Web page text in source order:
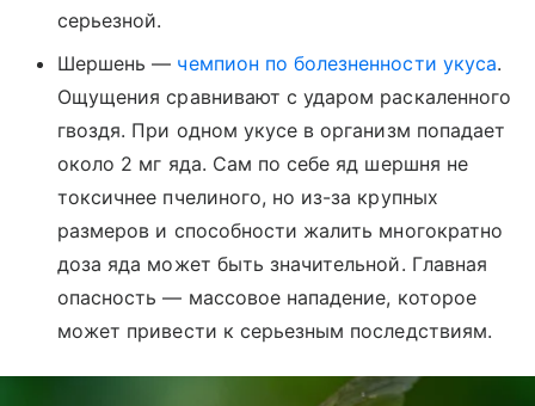
серьезной.
Шершень — чемпион по болезненности укуса.
Ощущения сравнивают с ударом раскаленного
гвоздя. При одном укусе в организм попадает
около 2 мг яда. Сам по себе яд шершня не
токсичнее пчелиного, но из-за крупных
размеров и способности жалить многократно
доза яда может быть значительной. Главная
опасность — массовое нападение, которое
может привести к серьезным последствиям.